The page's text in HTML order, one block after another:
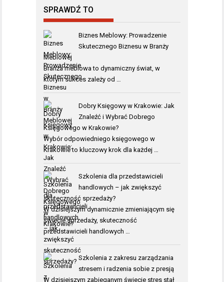
SPRAWDŹ TO
Biznes Meblowy: Prowadzenie
Skutecznego Biznesu w Branży
Meblowej
Branża meblowa to dynamiczny świat, w
którym sukces zależy od …
Dobry Księgowy w Krakowie: Jak
Znaleźć i Wybrać Dobrego
Księgowego w Krakowie?
Wybór odpowiedniego księgowego w
Krakowie to kluczowy krok dla każdej …
Szkolenia dla przedstawicieli
handlowych – jak zwiększyć
skuteczność sprzedaży?
W dzisiejszym dynamicznie zmieniającym się
świecie sprzedaży, skuteczność
przedstawicieli handlowych …
Szkolenia z zakresu zarządzania
stresem i radzenia sobie z presją
W dzisiejszym zabieganym świecie stres stał